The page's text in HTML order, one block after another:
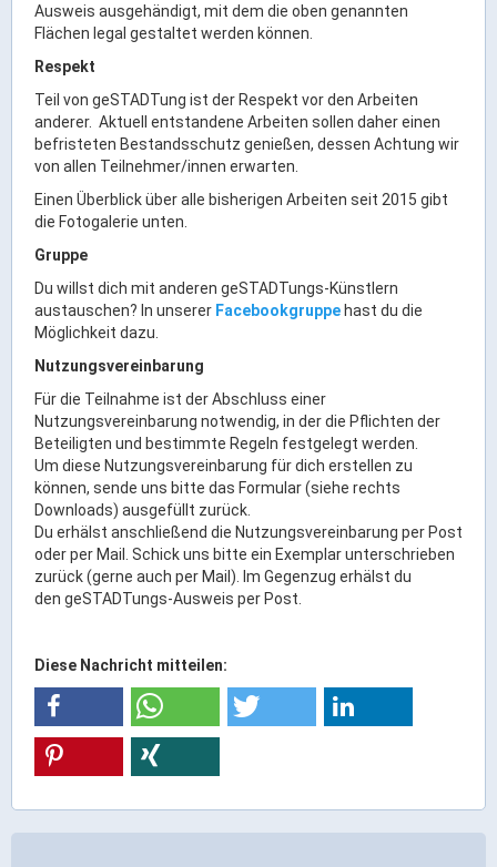
Wahlen
Bildung & Erziehung
Familie & Gleichstellung
Heiraten in Kaufbeuren
Partnerstädte
Willkommen in der Altstadt
ÖPNV
Engagement, Ehrenamt & Vereine
Gesundheit
Integration & Vielfalt
Kultur
Kulturmacher
Persönlichkeiten
Wirtschaft & Handel
Wirtschaftsstandort
Ausweis ausgehändigt, mit dem die oben genannten
Flächen legal gestaltet werden können.
Respekt
Teil von geSTADTung ist der Respekt vor den Arbeiten
anderer. Aktuell entstandene Arbeiten sollen daher einen
befristeten Bestandsschutz genießen, dessen Achtung wir
von allen Teilnehmer/innen erwarten.
Einen Überblick über alle bisherigen Arbeiten seit 2015 gibt
die Fotogalerie unten.
Gruppe
Du willst dich mit anderen geSTADTungs-Künstlern
austauschen? In unserer Facebookgruppe hast du die
Möglichkeit dazu.
Nutzungsvereinbarung
Für die Teilnahme ist der Abschluss einer
Nutzungsvereinbarung notwendig, in der die Pflichten der
Beteiligten und bestimmte Regeln festgelegt werden.
Um diese Nutzungsvereinbarung für dich erstellen zu
können, sende uns bitte das Formular (siehe rechts
Downloads) ausgefüllt zurück.
Du erhälst anschließend die Nutzungsvereinbarung per Post
oder per Mail. Schick uns bitte ein Exemplar unterschrieben
zurück (gerne auch per Mail). Im Gegenzug erhälst du
den geSTADTungs-Ausweis per Post.
Diese Nachricht mitteilen: